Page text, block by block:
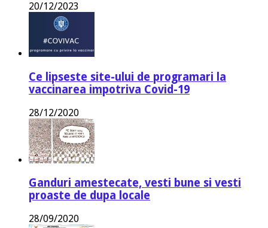
20/12/2023
Ce lipseste site-ului de programari la
vaccinarea impotriva Covid-19
28/12/2020
Ganduri amestecate, vesti bune si vesti
proaste de dupa locale
28/09/2020